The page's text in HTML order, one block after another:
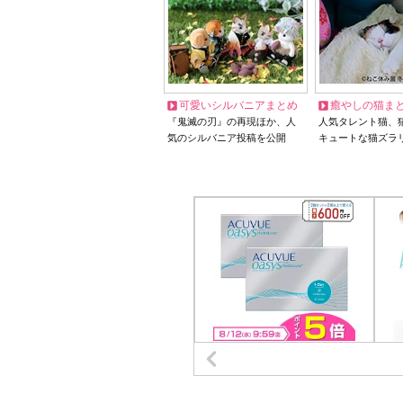
可愛いシルバニアまとめ
『鬼滅の刃』の再現ほか、人
気のシルバニア投稿を公開
癒やしの猫ま
人気タレント猫
キュートな猫ズラ